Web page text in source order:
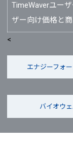
TimeWaverユー
ザー向け価格と
<
エナジーフォ
バイオウ